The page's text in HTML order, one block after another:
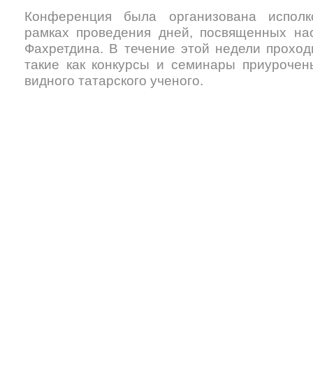
Конференция была организована
рамках проведения дней, посвященных
Фахретдина. В течение этой недели
такие как конкурсы и семинары
видного татарского ученого.